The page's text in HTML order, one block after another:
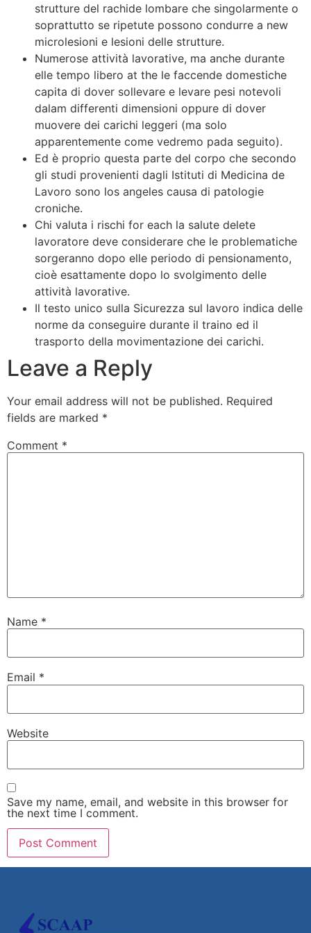
strutture del rachide lombare che singolarmente o
soprattutto se ripetute possono condurre a new
microlesioni e lesioni delle strutture.
Numerose attività lavorative, ma anche durante
elle tempo libero at the le faccende domestiche
capita di dover sollevare e levare pesi notevoli
dalam differenti dimensioni oppure di dover
muovere dei carichi leggeri (ma solo
apparentemente come vedremo pada seguito).
Ed è proprio questa parte del corpo che secondo
gli studi provenienti dagli Istituti di Medicina de
Lavoro sono los angeles causa di patologie
croniche.
Chi valuta i rischi for each la salute delete
lavoratore deve considerare che le problematiche
sorgeranno dopo elle periodo di pensionamento,
cioè esattamente dopo lo svolgimento delle
attività lavorative.
Il testo unico sulla Sicurezza sul lavoro indica delle
norme da conseguire durante il traino ed il
trasporto della movimentazione dei carichi.
Leave a Reply
Your email address will not be published. Required
fields are marked *
Comment *
Name *
Email *
Website
Save my name, email, and website in this browser for
the next time I comment.